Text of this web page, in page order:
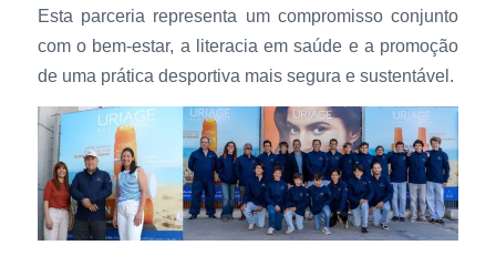
Esta parceria representa um compromisso conjunto
com o bem-estar, a literacia em saúde e a promoção
de uma prática desportiva mais segura e sustentável.